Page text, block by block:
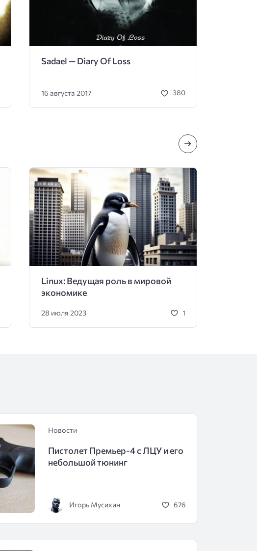
Sadael — Diary Of Loss
16 августа 2017 380
Linux: Ведущая роль в мировой
экономике
28 июля 2023 1
Новости
Пистолет Премьер-4 с ЛЦУ и его
небольшой тюнинг
Игорь Мусихин 676